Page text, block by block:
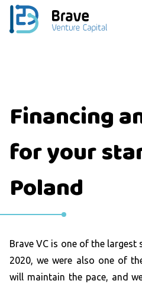
Financing
for your
Poland
Brave VC is one of the
2020, we were also one of
will maintain the pace, and